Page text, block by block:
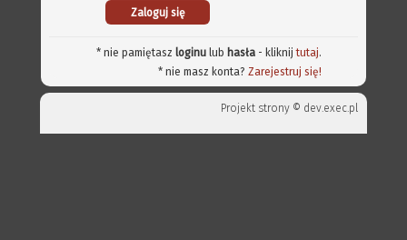
* nie pamiętasz loginu lub hasła - kliknijtutaj.
* nie masz konta? Zarejestruj się!
Projekt strony © dev.exec.pl